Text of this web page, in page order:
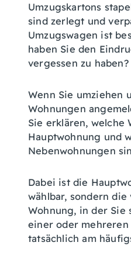
Umzugskartons
sind zerlegt und
Umzugswagen ist
haben Sie den
vergessen zu haben?
Wenn Sie umziehen
Wohnungen
Sie erklären, welche
Hauptwohnung und
Nebenwohnungen
Dabei ist die
wählbar, sondern
Wohnung, in der Sie
einer oder mehreren
tatsächlich am